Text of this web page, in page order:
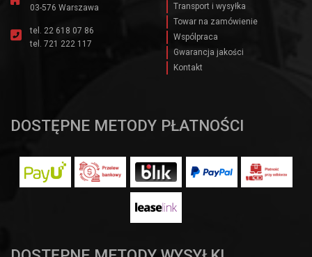
03-576 Warszawa
tel. 22 618 07 86
tel. 721 222 117
Transport i wysyłka
Towar na zamówienie
Wspólpraca
Gwarancja jakości
Kontakt
DOSTĘPNE METODY PŁATNOŚCI